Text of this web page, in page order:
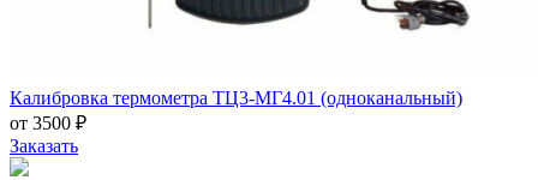
Калибровка термометра ТЦ3-МГ4.01 (одноканальный)
от 3500 ₽
Заказать